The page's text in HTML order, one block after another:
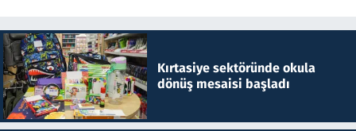
Kırtasiye sektöründe okula
dönüş mesaisi başladı